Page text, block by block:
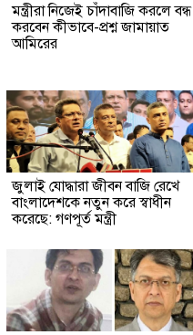
মন্ত্রীরা নিজেই চাঁদাবাজি করলে বন্ধ
করবেন কীভাবে-প্রশ্ন জামায়াত
আমিরের
জুলাই যোদ্ধারা জীবন বাজি রেখে
বাংলাদেশকে নতুন করে স্বাধীন
করেছে: গণপূর্ত মন্ত্রী